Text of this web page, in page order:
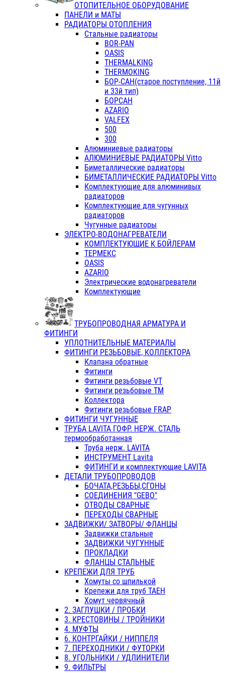
ОТОПИТЕЛЬНОЕ ОБОРУДОВАНИЕ
ПАНЕЛИ и МАТЫ
РАДИАТОРЫ ОТОПЛЕНИЯ
Стальные радиаторы
BOR-PAN
OASIS
THERMALKING
THERMOKING
БОР-САН(старое поступление, 11й
и 33й тип)
БОРСАН
AZARIO
VALFEX
500
300
Алюминиевые радиаторы
АЛЮМИНИЕВЫЕ РАДИАТОРЫ Vitto
Биметаллические радиаторы
БИМЕТАЛЛИЧЕСКИЕ РАДИАТОРЫ Vitto
Комплектующие для алюминивых
радиаторов
Комплектующие для чугунных
радиаторов
Чугунные радиаторы
ЭЛЕКТРО-ВОДОНАГРЕВАТЕЛИ
КОМПЛЕКТУЮЩИЕ К БОЙЛЕРАМ
ТЕРМЕКС
OASIS
AZARIO
Электрические водонагреватели
Комплектующие
ТРУБОПРОВОДНАЯ АРМАТУРА И
ФИТИНГИ
УПЛОТНИТЕЛЬНЫЕ МАТЕРИАЛЫ
ФИТИНГИ РЕЗЬБОВЫЕ, КОЛЛЕКТОРА
Клапана обратные
Фитинги
Фитинги резьбовые VT
Фитинги резьбовые ТМ
Коллектора
Фитинги резьбовые FRAP
ФИТИНГИ ЧУГУННЫЕ
ТРУБА LAVITA ГОФР. НЕРЖ. СТАЛЬ
термообработанная
Труба нерж. LAVITA
ИНСТРУМЕНТ Lavita
ФИТИНГИ и комплектующие LAVITA
ДЕТАЛИ ТРУБОПРОВОДОВ
БОЧАТА,РЕЗЬБЫ,СГОНЫ
СОЕДИНЕНИЯ "GEBO"
ОТВОДЫ СВАРНЫЕ
ПЕРЕХОДЫ СВАРНЫЕ
ЗАДВИЖКИ/ ЗАТВОРЫ/ ФЛАНЦЫ
Задвижки стальные
ЗАДВИЖКИ ЧУГУННЫЕ
ПРОКЛАДКИ
ФЛАНЦЫ СТАЛЬНЫЕ
КРЕПЕЖИ ДЛЯ ТРУБ
Хомуты со шпилькой
Крепежи для труб ТАЕН
Хомут червячный
2. ЗАГЛУШКИ / ПРОБКИ
3. КРЕСТОВИНЫ / ТРОЙНИКИ
4. МУФТЫ
6. КОНТРГАЙКИ / НИППЕЛЯ
7. ПЕРЕХОДНИКИ / ФУТОРКИ
8. УГОЛЬНИКИ / УДЛИНИТЕЛИ
9. ФИЛЬТРЫ